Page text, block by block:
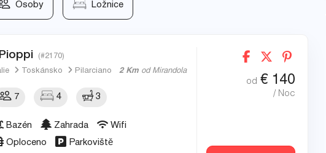
Osoby Ložnice
(#2170)
Toskánsko Pilarciano 2 Km od Mirandola
7 4 3
Bazén Zahrada
Wifi
Oploceno
Parkoviště
od € 140
/ Noc